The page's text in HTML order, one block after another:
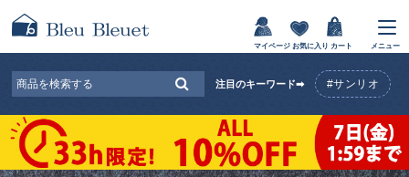
マイページ お気に入り カート メニュー
注目のキーワード➡ #サンリオ